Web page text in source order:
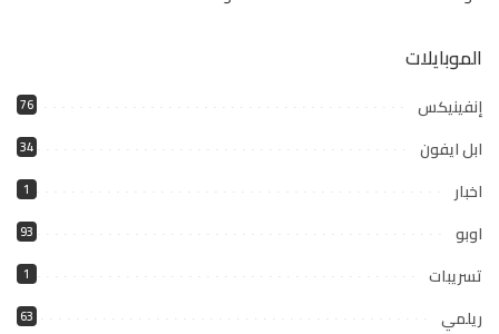
الموبايلات
إنفينيكس 76
ابل ايفون 34
اخبار 1
اوبو 93
تسريبات 1
ريلمي 63